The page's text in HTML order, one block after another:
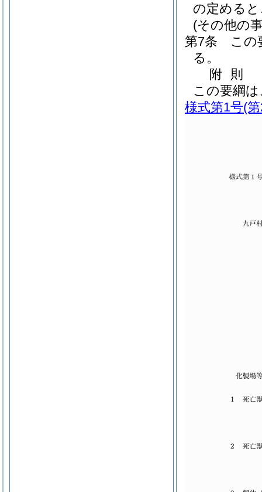
の定める
(その他の
第7条
この
る。
附 則
この要綱
様式第1号(